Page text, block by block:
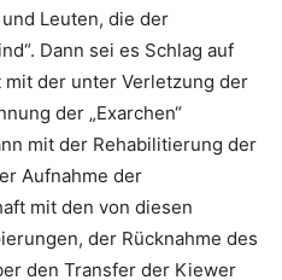
Leuten, die der
Dann sei es Schlag auf
mit der unter Verletzung der
der „Exarchen“
mit der Rehabilitierung der
Aufnahme der
mit den von diesen
der Rücknahme des
den Transfer der Kiewer